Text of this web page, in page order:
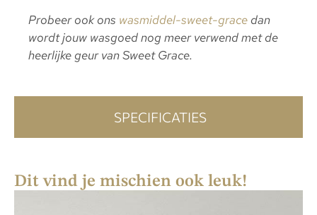
SPECIFICATIES
Probeer ook ons wasmiddel-sweet-grace dan
wordt jouw wasgoed nog meer verwend met de
heerlijke geur van Sweet Grace.
Dit vind je mischien ook leuk!